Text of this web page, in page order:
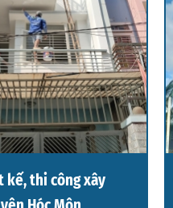
kế, thi công xây